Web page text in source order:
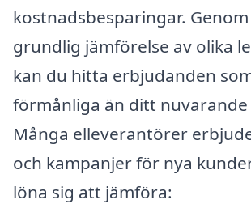
kostnadsbesparingar.
grundlig jämförelse av olika
kan du hitta erbjudanden
förmånliga än ditt nuvarande
Många elleverantörer
och kampanjer för nya
löna sig att jämföra: